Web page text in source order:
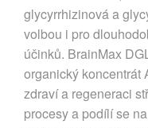
glycyrrhizinová a
volbou i pro
účinků. BrainMax
organický koncentrát
zdraví a regeneraci
procesy a podílí se